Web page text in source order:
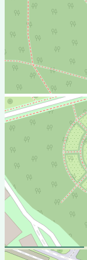
Add new comment
Comments
Весело село